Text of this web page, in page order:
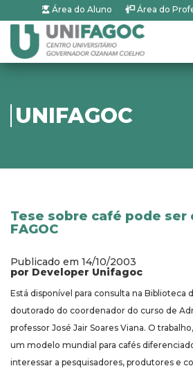
Área do Aluno Área do
UNIFAGOC
Tese sobre café pode ser
FAGOC
Publicado em 14/10/2003
por Developer Unifagoc
Está disponível para consulta na Biblioteca
doutorado do coordenador do curso de
professor José Jair Soares Viana. O
um modelo mundial para cafés
interessar a pesquisadores, produtores e